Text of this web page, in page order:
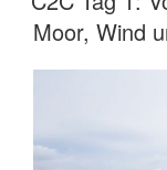
Moor, Wind